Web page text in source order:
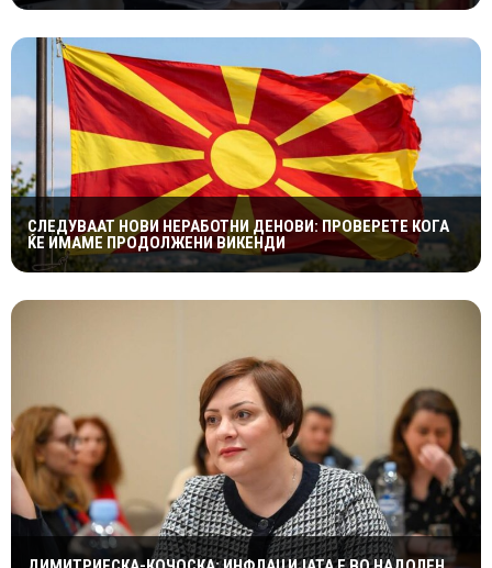
СЛЕДУВААТ НОВИ НЕРАБОТНИ ДЕНОВИ: ПРОВЕРЕТЕ КОГА
ЌЕ ИМАМЕ ПРОДОЛЖЕНИ ВИКЕНДИ